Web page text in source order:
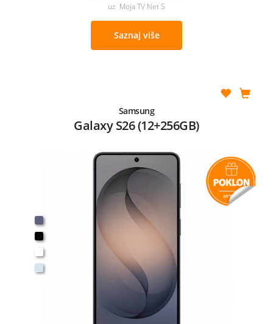
uz Moja TV Net S
Saznaj više
Samsung
Galaxy S26 (12+256GB)